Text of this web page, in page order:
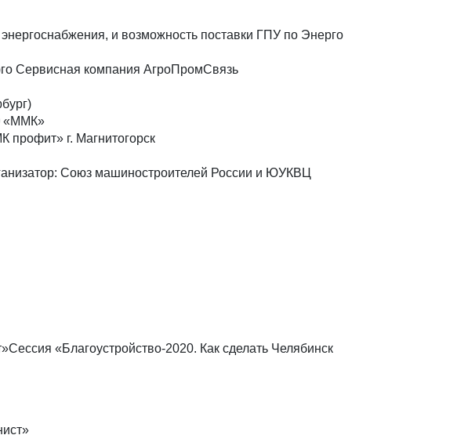
и возможность поставки ГПУ по Энерго
Сервисная компания АгроПромСвязь
«ММК»
профит» г. Магнитогорск
Союз машиностроителей России и ЮУКВЦ
«Благоустройство-2020. Как сделать Челябинск